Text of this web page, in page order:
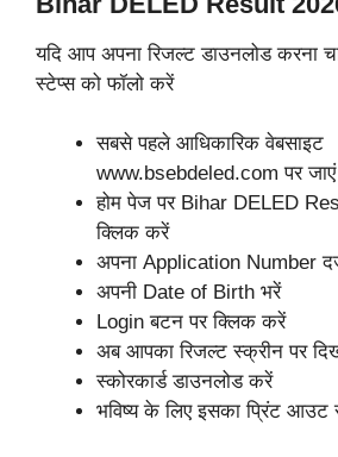
यदि आप अपना रिजल्ट डाउनलोड करना
स्टेप्स को फॉलो करें
सबसे पहले आधिकारिक वेबसाइट
www.bsebdeled.com पर जाएं
होम पेज पर Bihar DELED
क्लिक करें
अपना Application Number
अपनी Date of Birth भरें
Login बटन पर क्लिक करें
अब आपका रिजल्ट स्क्रीन पर
स्कोरकार्ड डाउनलोड करें
भविष्य के लिए इसका प्रिंट आउट